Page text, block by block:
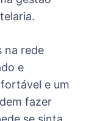
na rede
e
e um
fazer